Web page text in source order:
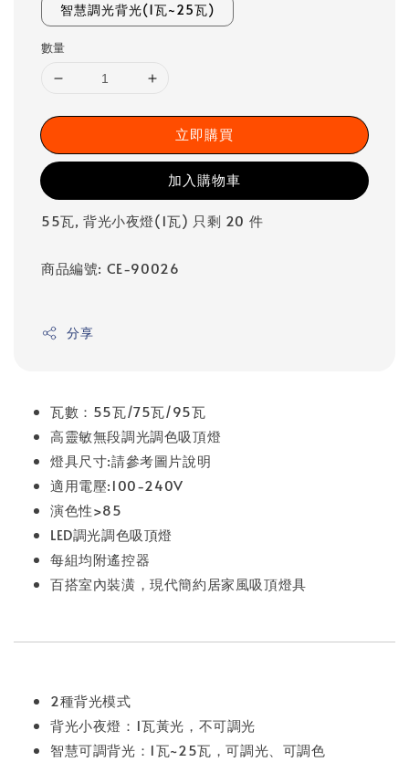
智慧調光背光(1瓦~25瓦)
數量
立即購買
加入購物車
55瓦, 背光小夜燈(1瓦) 只剩 20 件
商品編號: CE-90026
分享
瓦數：55瓦/75瓦/95瓦
高靈敏無段調光調色吸頂燈
燈具尺寸:請參考圖片說明
適用電壓:100-240V
演色性>85
LED調光調色吸頂燈
每組均附遙控器
百搭室內裝潢，現代簡約居家風吸頂燈具
2種背光模式
背光小夜燈：1瓦黃光，不可調光
智慧可調背光：1瓦~25瓦，可調光、可調色